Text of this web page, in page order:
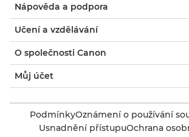
Nápověda a podpora
Učení a vzdělávání
O společnosti Canon
Můj účet
PodmínkyOznámení o používání
Usnadnění přístupuOchrana